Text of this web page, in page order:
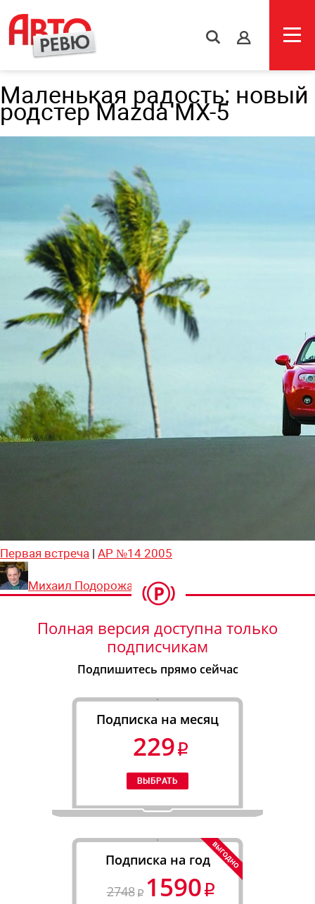
s
Маленькая радость: новый
родстер Mazda MX-5
Первая встреча | АР №14 2005
Михаил Подорожанский
Полная версия доступна только
подписчикам
Подпишитесь прямо сейчас
Подписка на месяц
229
Подписка на год
2748
1590